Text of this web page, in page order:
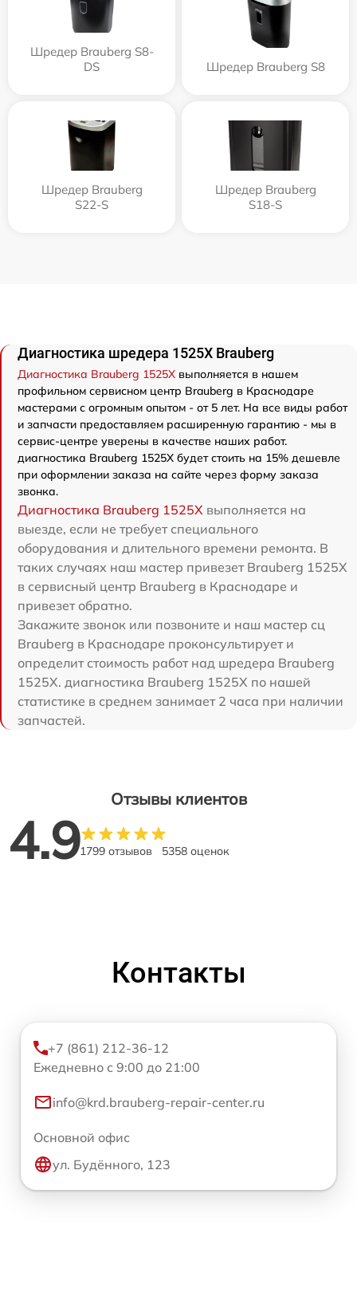
Шредер Brauberg S8-
DS
Шредер Brauberg S8
Шредер Brauberg
S22-S
Шредер Brauberg
S18-S
Диагностика шредера 1525X Brauberg
Диагностика Brauberg 1525X выполняется в нашем
профильном сервисном центр Brauberg в Краснодаре
мастерами с огромным опытом - от 5 лет. На все виды работ
и запчасти предоставляем расширенную гарантию - мы в
сервис-центре уверены в качестве наших работ.
диагностика Brauberg 1525X будет стоить на 15% дешевле
при оформлении заказа на сайте через форму заказа
звонка.
Диагностика Brauberg 1525X выполняется на
выезде, если не требует специального
оборудования и длительного времени ремонта. В
таких случаях наш мастер привезет Brauberg 1525X
в сервисный центр Brauberg в Краснодаре и
привезет обратно.
Закажите звонок или позвоните и наш мастер сц
Brauberg в Краснодаре проконсультирует и
определит стоимость работ над шредера Brauberg
1525X. диагностика Brauberg 1525X по нашей
статистике в среднем занимает 2 часа при наличии
запчастей.
Отзывы клиентов
4.91799 отзывов 5358 оценок
Контакты
+7 (861) 212-36-12
Ежедневно с 9:00 до 21:00
info@krd.brauberg-repair-center.ru
Основной офис
ул. Будённого, 123